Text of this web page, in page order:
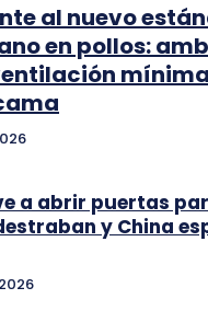
al nuevo
en pollos:
a abrir puertas
y China